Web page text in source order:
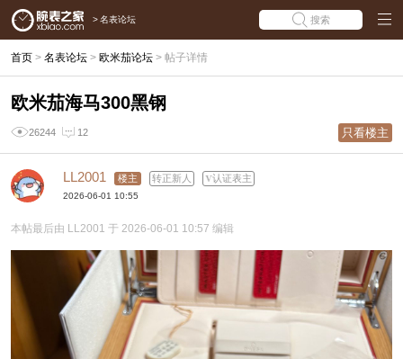
> 名表论坛 搜索
首页 > 名表论坛 > 欧米茄论坛 > 帖子详情
欧米茄海马300黑钢
26244 12 只看楼主
LL2001 楼主 转正新人 认证表主
2026-06-01 10:55
本帖最后由 LL2001 于 2026-06-01 10:57 编辑